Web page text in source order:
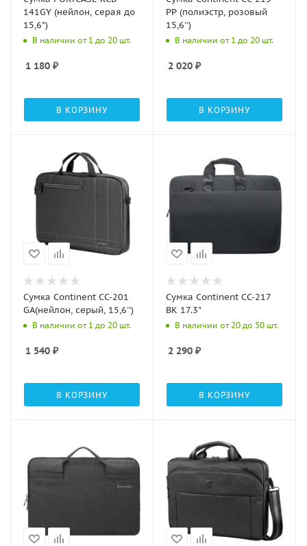
141GY (нейлон, серая до
15,6")
В наличии от 1 до 20 шт.
1 180 ₽
В КОРЗИНУ
PP (полиэстр, розовый
15,6'')
В наличии от 1 до 20 шт.
2 020 ₽
В КОРЗИНУ
Сумка Continent CC-201
GA(нейлон, серый, 15,6'')
В наличии от 1 до 20 шт.
1 540 ₽
В КОРЗИНУ
Сумка Continent CC-217
BK 17.3"
В наличии от 20 до 50 шт.
2 290 ₽
В КОРЗИНУ